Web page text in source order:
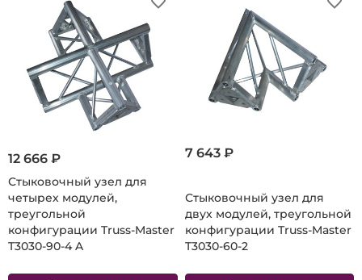
Стыковочный узел для
четырех модулей,
треугольной
конфигурации Truss-Master
T3030-90-4 A
12 666 ₽
Стыковочный узел для
двух модулей, треугольной
конфигурации Truss-Master
T3030-60-2
7 643 ₽